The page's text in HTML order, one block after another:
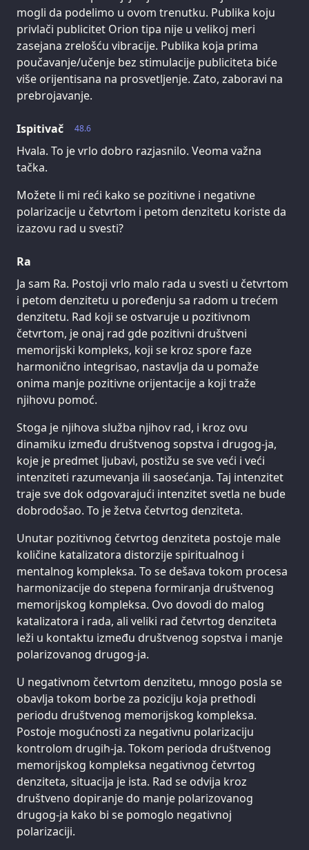
mogli da podelimo u ovom trenutku. Publika koju
privlači publicitet Orion tipa nije u velikoj meri
zasejana zrelošću vibracije. Publika koja prima
poučavanje/učenje bez stimulacije publiciteta biće
više orijentisana na prosvetljenje. Zato, zaboravi na
prebrojavanje.
48.6
Ispitivač
Hvala. To je vrlo dobro razjasnilo. Veoma važna
tačka.
Možete li mi reći kako se pozitivne i negativne
polarizacije u četvrtom i petom denzitetu koriste da
izazovu rad u svesti?
Ra
Ja sam Ra. Postoji vrlo malo rada u svesti u četvrtom
i petom denzitetu u poređenju sa radom u trećem
denzitetu. Rad koji se ostvaruje u pozitivnom
četvrtom, je onaj rad gde pozitivni društveni
memorijski kompleks, koji se kroz spore faze
harmonično integrisao, nastavlja da u pomaže
onima manje pozitivne orijentacije a koji traže
njihovu pomoć.
Stoga je njihova služba njihov rad, i kroz ovu
dinamiku između društvenog sopstva i drugog-ja,
koje je predmet ljubavi, postižu se sve veći i veći
intenziteti razumevanja ili saosećanja. Taj intenzitet
traje sve dok odgovarajući intenzitet svetla ne bude
dobrodošao. To je žetva četvrtog denziteta.
Unutar pozitivnog četvrtog denziteta postoje male
količine katalizatora distorzije spiritualnog i
mentalnog kompleksa. To se dešava tokom procesa
harmonizacije do stepena formiranja društvenog
memorijskog kompleksa. Ovo dovodi do malog
katalizatora i rada, ali veliki rad četvrtog denziteta
leži u kontaktu između društvenog sopstva i manje
polarizovanog drugog-ja.
U negativnom četvrtom denzitetu, mnogo posla se
obavlja tokom borbe za poziciju koja prethodi
periodu društvenog memorijskog kompleksa.
Postoje mogućnosti za negativnu polarizaciju
kontrolom drugih-ja. Tokom perioda društvenog
memorijskog kompleksa negativnog četvrtog
denziteta, situacija je ista. Rad se odvija kroz
društveno dopiranje do manje polarizovanog
drugog-ja kako bi se pomoglo negativnoj
polarizaciji.